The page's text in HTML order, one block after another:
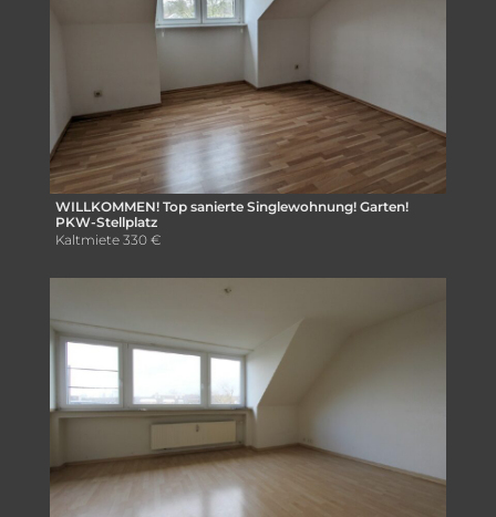
WILLKOMMEN! Top sanierte Singlewohnung! Garten!
PKW-Stellplatz
Kaltmiete 330 €